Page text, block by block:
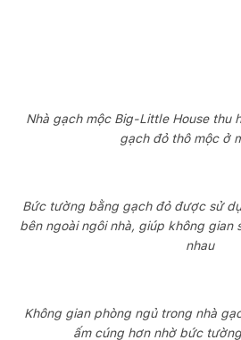
Nhà gạch mộc Big-Little House thu
gạch đỏ thô mộc ở
Bức tường bằng gạch đỏ được sử
bên ngoài ngôi nhà, giúp không gian
nhau
Không gian phòng ngủ trong nhà
ấm cúng hơn nhờ bức